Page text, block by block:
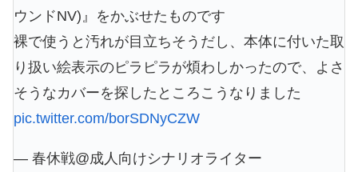
ウンドNV)』をかぶせたものです
裸で使うと汚れが目立ちそうだし、本体に付いた取
り扱い絵表示のピラピラが煩わしかったので、よさ
そうなカバーを探したところこうなりました
pic.twitter.com/borSDNyCZW
— 春休戦@成人向けシナリオライター